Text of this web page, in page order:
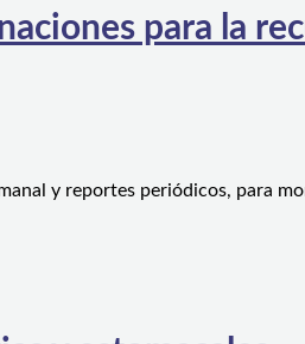
para la
y reportes periódicos, para